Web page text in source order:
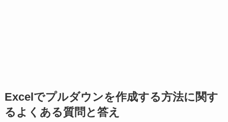
Excelでプルダウンを作成する方法に関す
るよくある質問と答え